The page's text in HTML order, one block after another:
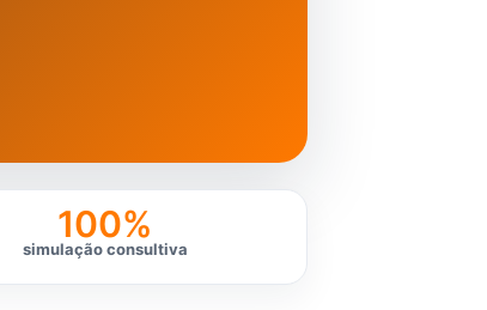
100%
simulação consultiva